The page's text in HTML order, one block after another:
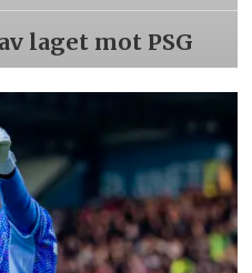
laget mot PSG